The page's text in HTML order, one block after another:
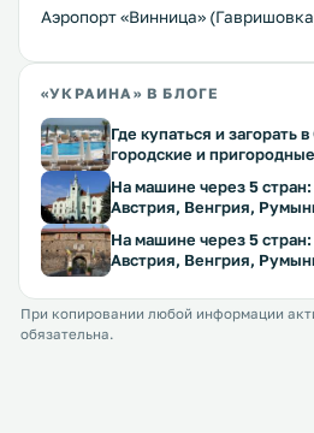
Аэропорт «Винница»
«УКРАИНА» В БЛОГЕ
Где купаться и загорать
городские и
На машине через 5
Австрия, Венгрия,
На машине через 5
Австрия, Венгрия,
При копировании любой информации
обязательна.